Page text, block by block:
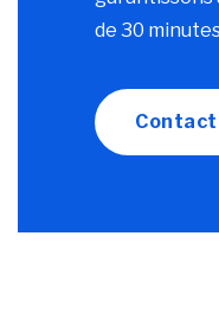
de 30
Contact